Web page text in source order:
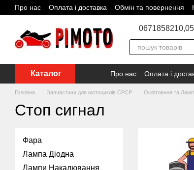
Перейти до основного контенту
Про нас Оплата і доставка Обмін та повернення
Відгуки про магазин
Угода користувача Блог
0671858210,
Каталог Про нас Оплата і
Головна Запчастини для мотоциклів СРСР Освітлення та
Стоп сигнал
Фара
Лампа Діодна
Лампи Накалювання